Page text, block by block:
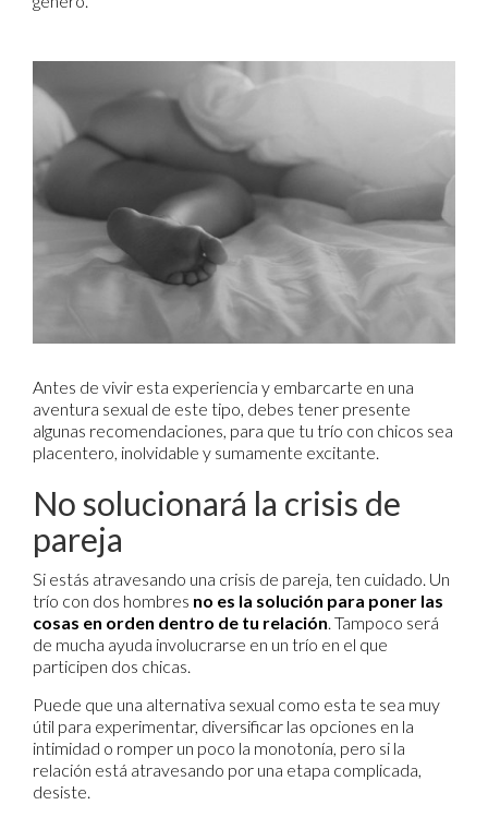
Antes de vivir esta experiencia y embarcarte en una
aventura sexual de este tipo, debes tener presente
algunas recomendaciones, para que tu trío con chicos sea
placentero, inolvidable y sumamente excitante.
No solucionará la crisis de
pareja
Si estás atravesando una crisis de pareja, ten cuidado. Un
trío con dos hombres no es la solución para poner las
cosas en orden dentro de tu relación. Tampoco será
de mucha ayuda involucrarse en un trío en el que
participen dos chicas.
Puede que una alternativa sexual como esta te sea muy
útil para experimentar, diversificar las opciones en la
intimidad o romper un poco la monotonía, pero si la
relación está atravesando por una etapa complicada,
desiste.